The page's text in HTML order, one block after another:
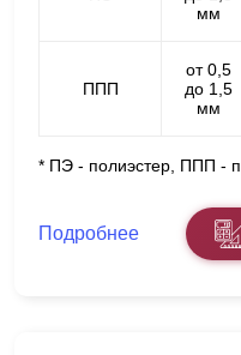
мм
ППП
от 0,5
до 1,5
мм
* ПЭ - полиэстер, ППП -
Подробнее